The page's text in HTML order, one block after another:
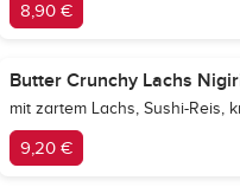
8,90 €
Butter Crunchy Lachs
mit zartem Lachs, Sushi-Reis,
9,20 €